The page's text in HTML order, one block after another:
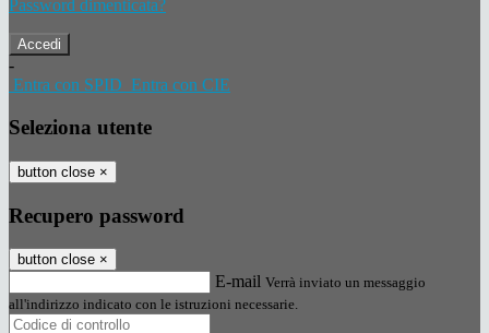
Password dimenticata?
-
Entra con SPID Entra con CIE
Seleziona utente
button close ×
Recupero password
button close ×
E-mail Verrà inviato un messaggio
all'indirizzo indicato con le istruzioni necessarie.